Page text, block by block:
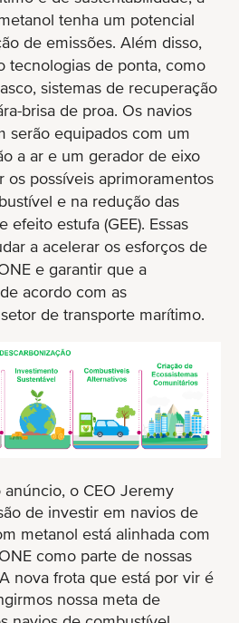
tenha um potencial
de emissões. Além disso,
tecnologias de ponta, como
sistemas de recuperação
brisa de proa. Os navios
serão equipados com um
a ar e um gerador de eixo
os possíveis aprimoramentos
e na redução das
efeito estufa (GEE). Essas
a acelerar os esforços de
e garantir que a
acordo com as
de transporte marítimo.
o CEO Jeremy
de investir em navios de
metanol está alinhada com
como parte de nossas
nova frota que está por vir é
nossa meta de